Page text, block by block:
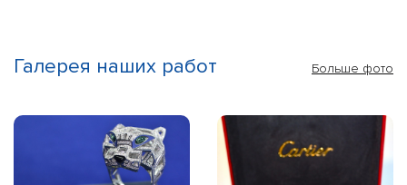
Галерея наших работ Больше фото